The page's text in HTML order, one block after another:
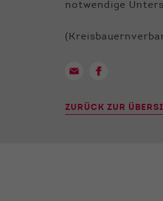
notwendige
ZURÜCK ZUR